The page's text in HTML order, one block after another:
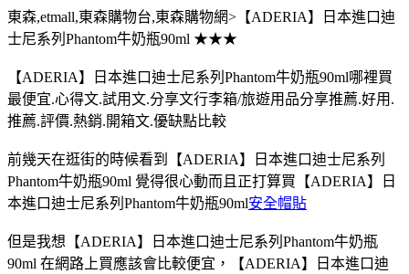
東森,etmall,東森購物台,東森購物網>【ADERIA】日本進口迪
士尼系列Phantom牛奶瓶90ml ★★★
【ADERIA】日本進口迪士尼系列Phantom牛奶瓶90ml哪裡買
最便宜.心得文.試用文.分享文行李箱/旅遊用品分享推薦.好用.
推薦.評價.熱銷.開箱文.優缺點比較
前幾天在逛街的時候看到【ADERIA】日本進口迪士尼系列
Phantom牛奶瓶90ml 覺得很心動而且正打算買【ADERIA】日
本進口迪士尼系列Phantom牛奶瓶90ml安全帽貼
但是我想【ADERIA】日本進口迪士尼系列Phantom牛奶瓶
90ml 在網路上買應該會比較便宜，【ADERIA】日本進口迪